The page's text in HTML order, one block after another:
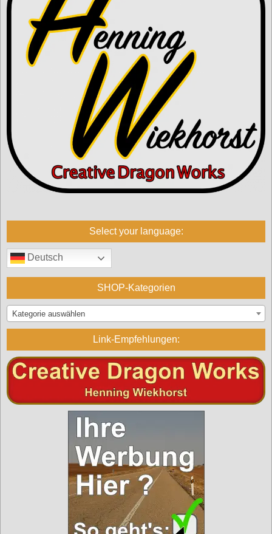
Select your language:
Deutsch
SHOP-Kategorien
Kategorie auswählen
Link-Empfehlungen: